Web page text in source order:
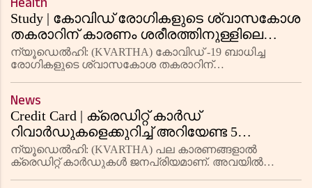
പഴങ്ങളും പച്ചക്കറികളും മാത്രമല്ല, മറ
Study | കോവിഡ് രോഗികളുടെ ശ്വാസകോശ
തകരാറിന് കാരണം ശരീരത്തിനുള്ളിലെ
അപൂർവമായൊരു മരണമെന്ന് പഠനം
ന്യൂഡെൽഹി: (KVARTHA) കോവിഡ് -19 ബാധിച്ച
രോഗികളുടെ ശ്വാസകോശ തകരാറിന്
ഫെറോപ്റ്റോസിസ് (Ferroptosis) എന്ന ഈ പ്രക
News
Credit Card | ക്രെഡിറ്റ് കാർഡ്
റിവാർഡുകളെക്കുറിച്ച് അറിയേണ്ട 5
കാര്യങ്ങൾ
ന്യൂഡെൽഹി: (KVARTHA) പല കാരണങ്ങളാൽ
ക്രെഡിറ്റ് കാർഡുകൾ ജനപ്രിയമാണ്. അവയിൽ